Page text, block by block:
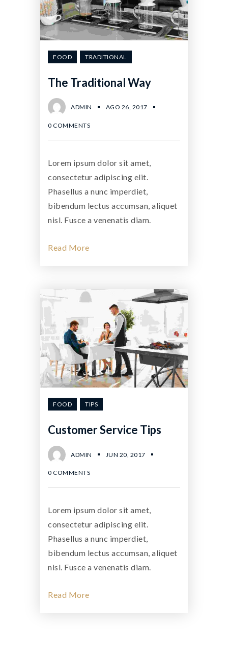
FOOD TRADITIONAL
The Traditional Way
ADMIN AGO 26, 2017
0 COMMENTS
Lorem ipsum dolor sit amet,
consectetur adipiscing elit.
Phasellus a nunc imperdiet,
bibendum lectus accumsan, aliquet
nisl. Fusce a venenatis diam.
Read More
FOOD TIPS
Customer Service Tips
ADMIN JUN 20, 2017
0 COMMENTS
Lorem ipsum dolor sit amet,
consectetur adipiscing elit.
Phasellus a nunc imperdiet,
bibendum lectus accumsan, aliquet
nisl. Fusce a venenatis diam.
Read More